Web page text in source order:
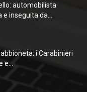
automobilista
inseguita da...
i Carabinieri